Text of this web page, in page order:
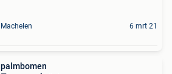
Machelen 6 mrt 21
palmbomen